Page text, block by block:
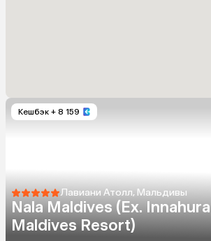
Кешбэк + 8 159
Лавиани Атолл, Мальдивы
Nala Maldives (Ex. Innahura
Maldives Resort)